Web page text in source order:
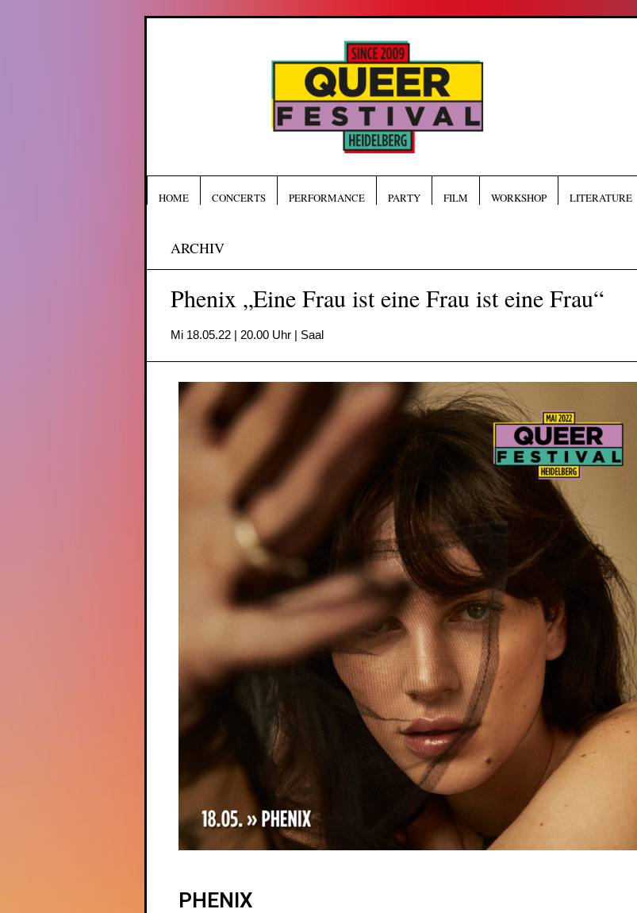
HOME CONCERTS PERFORMANCE PARTY FILM WORKSHOP LITERATURE
ARCHIV
Phenix „Eine Frau ist eine Frau ist eine Frau“
Mi 18.05.22 | 20.00 Uhr | Saal
PHENIX